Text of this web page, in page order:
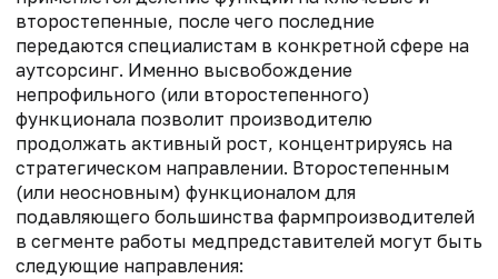
второстепенные, после чего последние
передаются специалистам в конкретной сфере на
аутсорсинг. Именно высвобождение
непрофильного (или второстепенного)
функционала позволит производителю
продолжать активный рост, концентрируясь на
стратегическом направлении. Второстепенным
(или неосновным) функционалом для
подавляющего большинства фармпроизводителей
в сегменте работы медпредставителей могут быть
следующие направления: